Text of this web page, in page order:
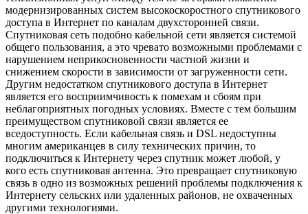
модернизированных систем высокоскоростного спутникового
доступа в Интернет по каналам двухсторонней связи.
Спутниковая сеть подобно кабельной сети является системой
общего пользования, а это чревато возможными проблемами с
нарушением неприкосновенности частной жизни и
снижением скорости в зависимости от загруженности сети.
Другим недостатком спутникового доступа в Интернет
является его восприимчивость к помехам и сбоям при
неблагоприятных погодных условиях. Вместе с тем большим
преимуществом спутниковой связи является ее
вседоступность. Если кабельная связь и DSL недоступны
многим американцев в силу технических причин, то
подключиться к Интернету через спутник может любой, у
кого есть спутниковая антенна. Это превращает спутниковую
связь в одно из возможных решений проблемы подключения к
Интернету сельских или удаленных районов, не охваченных
другими технологиями.